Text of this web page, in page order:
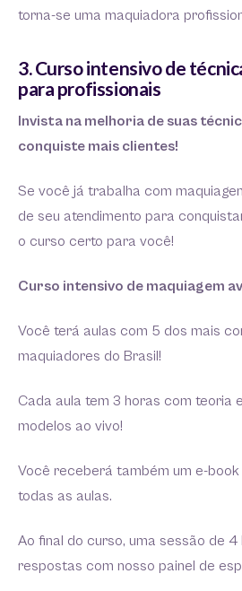
torna-se uma maquiadora
3. Curso intensivo de
para profissionais
Invista na melhoria de suas
conquiste mais clientes!
Se você já trabalha com
de seu atendimento para
o curso certo para você!
Curso intensivo de maquiagem
Você terá aulas com 5 dos mais
maquiadores do Brasil!
Cada aula tem 3 horas com teoria
modelos ao vivo!
Você receberá também um e-
todas as aulas.
Ao final do curso, uma sessão de
respostas com nosso painel de